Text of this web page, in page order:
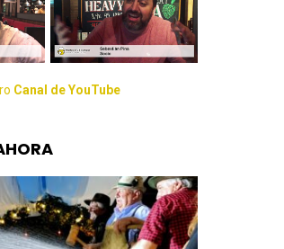
Canal de YouTube